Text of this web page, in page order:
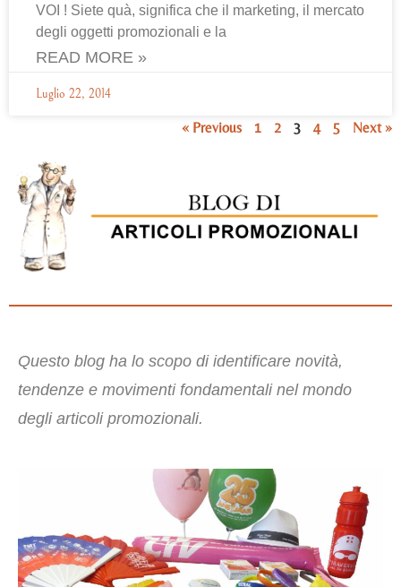
VOI ! Siete quà, significa che il marketing, il mercato
degli oggetti promozionali e la
READ MORE »
Luglio 22, 2014
« Previous 1 2 3 4 5 Next »
Questo blog ha lo scopo di identificare novità,
tendenze e movimenti fondamentali nel mondo
degli articoli promozionali.